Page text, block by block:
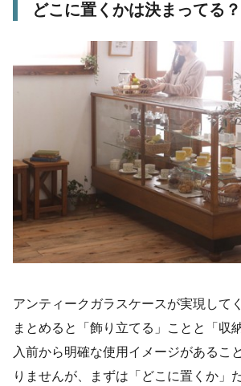
どこに置くかは決まってる？
アンティークガラスケースが実現して
まとめると「飾り立てる」ことと「収
入前から明確な使用イメージがあるこ
りませんが、まずは「どこに置くか」